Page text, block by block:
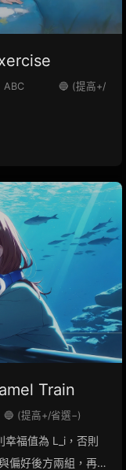
ABC
🔵 (提高+/
Train
🔵 (提高+/省選−)
幸福值為 L_i，否則
偏好後方兩組，再